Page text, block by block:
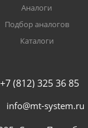
Аналоги
Подбор аналогов
Каталоги
+7 (812) 325 36 85
info@mt-system.ru